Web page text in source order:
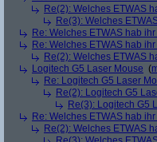
Re(2): Welches ETWAS
Re(3): Welches
Re: Welches ETWAS hab
Re: Welches ETWAS hab
Re(2): Welches ETWAS
Logitech G5 Laser Mouse (
Re: Logitech G5 Laser
Re(2): Logitech G5
Re(3): Logitech G5
Re: Welches ETWAS hab
Re(2): Welches ETWAS